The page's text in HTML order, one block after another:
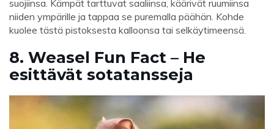
suojiinsa. Kämpät tarttuvat saaliinsa, käärivät ruumiinsa
niiden ympärille ja tappaa se puremalla päähän. Kohde
kuolee tästä pistoksesta kalloonsa tai selkäytimeensä.
8. Weasel Fun Fact – He
esittävät sotatansseja